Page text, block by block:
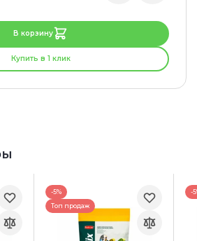
В корзину
Купить в 1 клик
-5%
Топ продаж
-